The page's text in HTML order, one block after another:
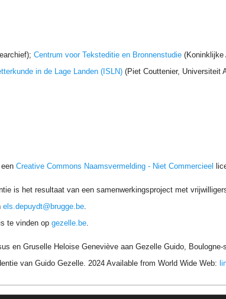
Centrum voor Teksteditie en Bronnenstudie (Koninklijke
in de Lage Landen (ISLN) (Piet Couttenier, Universiteit
eenCreative Commons Naamsvermelding - Niet Commercieel
is het resultaat van een samenwerkingsproject met
els.depuydt@brugge.be.
te vinden opgezelle.be.
en Gruselle Heloise Geneviève aan Gezelle Guido,
van Guido Gezelle. 2024 Available from World Wide Web: